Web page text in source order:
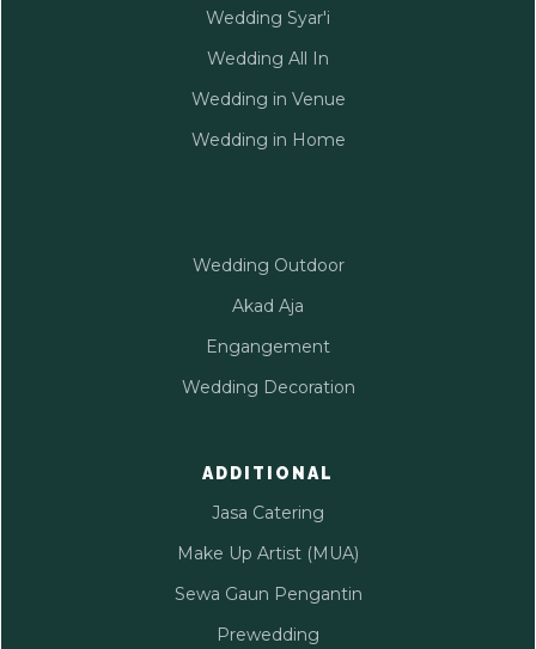
Wedding Syar'i
Wedding All In
Wedding in Venue
Wedding in Home
Wedding Outdoor
Akad Aja
Engangement
Wedding Decoration
ADDITIONAL
Jasa Catering
Make Up Artist (MUA)
Sewa Gaun Pengantin
Prewedding